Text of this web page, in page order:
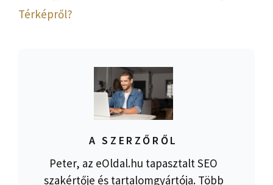
Térképről?
A SZERZŐRŐL
Peter, az eOldal.hu tapasztalt SEO
szakértője és tartalomgyártója. Több